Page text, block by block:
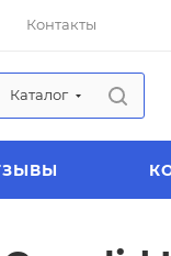
Контакты
Каталог